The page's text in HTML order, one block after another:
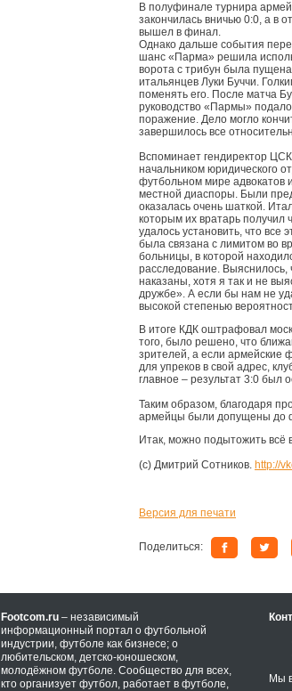
В полуфинале турнира
закончилась вничью 0:0, а в
вышел в финал.
Однако дальше события
шанс «Парма» решила
ворота с трибун была
итальянцев Луки Буччи.
поменять его. После матча
руководство «Пармы»
поражение. Дело могло
завершилось все
Вспоминает гендиректор
начальником юридического
футбольном мире
местной диаспоры. Были
оказалась очень шаткой.
которым их вратарь получил
удалось установить, что все
была связана с лимитом во
больницы, в которой
расследование. Выяснилось,
наказаны, хотя я так и не
дружбе». А если бы нам не
высокой степенью
В итоге КДК оштрафовал
того, было решено, что
зрителей, а если армейские
для упреков в свой адрес,
главное – результат 3:0 был
Таким образом, благодаря
армейцы были допущены до
Итак, можно подытожить
(с) Дмитрий Сотников. http://
Версия для печати
Поделиться:
Footcom.ru – независимый
информационный портал о футбольной
индустрии, футболе как бизнесе; о
любительском, детско-юношеском,
молодёжном футболе. Сообщество для всех,
кто организует футбол, работает в футболе,
Мы